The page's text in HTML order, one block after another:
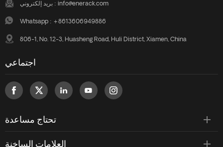
بريد إلكتروني : info@enerack.com
Whatsapp : +8613606949886
806-1, No. 12-3, Huasheng Road, Huli District, Xiamen, China
اجتماعي
تحتاج مساعدة
العلامات الساخنة